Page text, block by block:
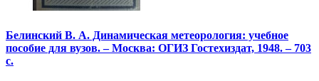
Белинский В. А. Динамическая метеорология: учебное
пособие для вузов. – Москва: ОГИЗ Гостехиздат, 1948. – 703
с.